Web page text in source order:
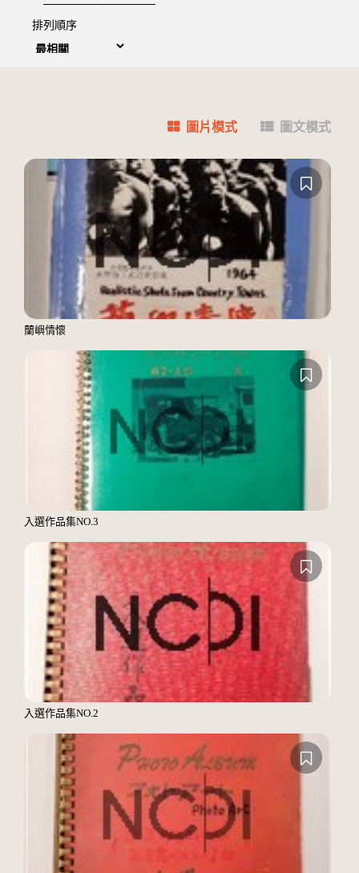
排列順序
圖片模式 圖文模式
蘭嶼情懷
入選作品集NO.3
入選作品集NO.2